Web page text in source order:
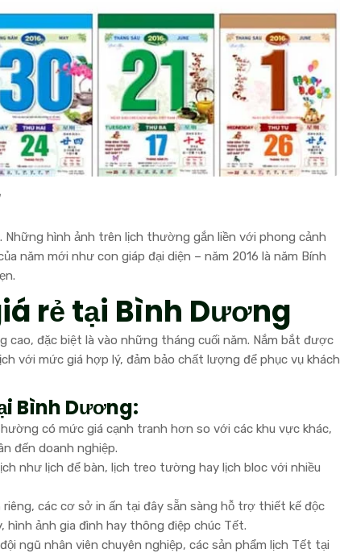
Những hình ảnh trên lịch thường gắn liền với phong cảnh
năm mới như con giáp đại diện – năm 2016 là năm Bính
rẻ tại Bình Dương
cao, đặc biệt là vào những tháng cuối năm. Nắm bắt được
với mức giá hợp lý, đảm bảo chất lượng để phục vụ khách
Bình Dương:
có mức giá cạnh tranh hơn so với các khu vực khác,
đến doanh nghiệp.
như lịch để bàn, lịch treo tường hay lịch bloc với nhiều
các cơ sở in ấn tại đây sẵn sàng hỗ trợ thiết kế độc
ảnh gia đình hay thông điệp chúc Tết.
ngũ nhân viên chuyên nghiệp, các sản phẩm lịch Tết tại